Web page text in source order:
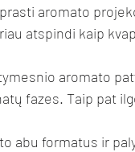
aromato
atspindi kaip
aromato
fazes. Taip pat
abu formatus ir